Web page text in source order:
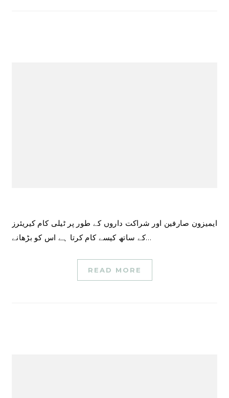
ایمیزون صارفین اور شراکت داروں کے طور پر ٹیلی کام کیریئرز
کے ساتھ کیسے کام کرتا ہے اس کو بڑھانے…
READ MORE